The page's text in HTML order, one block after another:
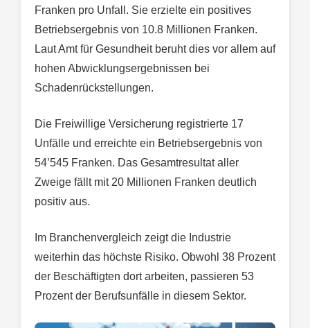
Franken pro Unfall. Sie erzielte ein positives
Betriebsergebnis von 10.8 Millionen Franken.
Laut Amt für Gesundheit beruht dies vor allem auf
hohen Abwicklungsergebnissen bei
Schadenrückstellungen.
Die Freiwillige Versicherung registrierte 17
Unfälle und erreichte ein Betriebsergebnis von
54’545 Franken. Das Gesamtresultat aller
Zweige fällt mit 20 Millionen Franken deutlich
positiv aus.
Im Branchenvergleich zeigt die Industrie
weiterhin das höchste Risiko. Obwohl 38 Prozent
der Beschäftigten dort arbeiten, passieren 53
Prozent der Berufsunfälle in diesem Sektor.